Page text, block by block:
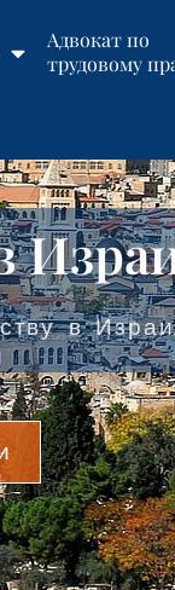
Адвокат по
трудовому
в